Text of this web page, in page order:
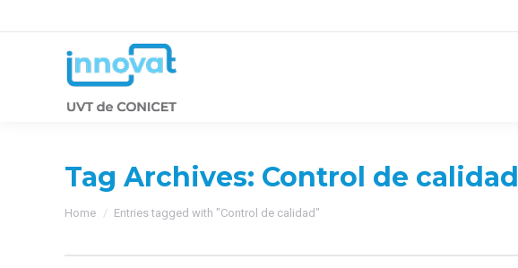
Tag Archives: Control de calidad
You are here:
Home Entries tagged with "Control de calidad"